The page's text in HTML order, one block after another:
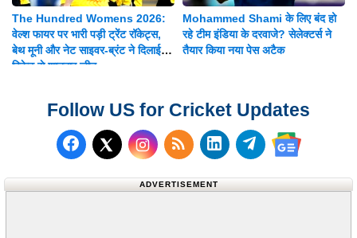
The Hundred Womens 2026:
वेल्श फायर पर भारी पड़ी ट्रेंट रॉकेट्स,
बेथ मूनी और नेट साइवर-ब्रंट ने दिलाई 8
विकेट से शानदार जीत
Mohammed Shami के लिए बंद हो
रहे टीम इंडिया के दरवाजे? सेलेक्टर्स ने
तैयार किया नया पेस अटैक
Follow US for Cricket Updates
Follow us on Facebook
Follow us on X (Twitter)
Subscribe to our RSS
Follow us on
Follow us on
Follow us
ADVERTISEMENT